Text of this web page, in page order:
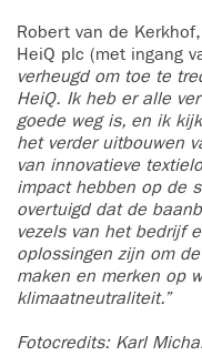
Robert van de
HeiQ plc (met ingang
verheugd om toe te
HeiQ. Ik heb er alle
goede weg is, en ik
het verder uitbouwen
van innovatieve
impact hebben op de
overtuigd dat de
vezels van het bedrijf
oplossingen zijn om
maken en merken op
klimaatneutraliteit.”
Fotocredits: Karl